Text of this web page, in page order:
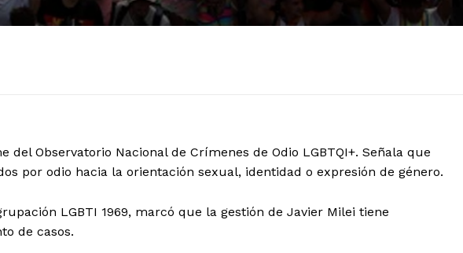
del Observatorio Nacional de Crímenes de Odio LGBTQI+. Señala que
por odio hacia la orientación sexual, identidad o expresión de género.
LGBTI 1969, marcó que la gestión de Javier Milei tiene
de casos.